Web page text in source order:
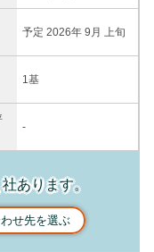
予定 2026年 9月 上旬
1基
-
社あります。
せ先を選ぶ